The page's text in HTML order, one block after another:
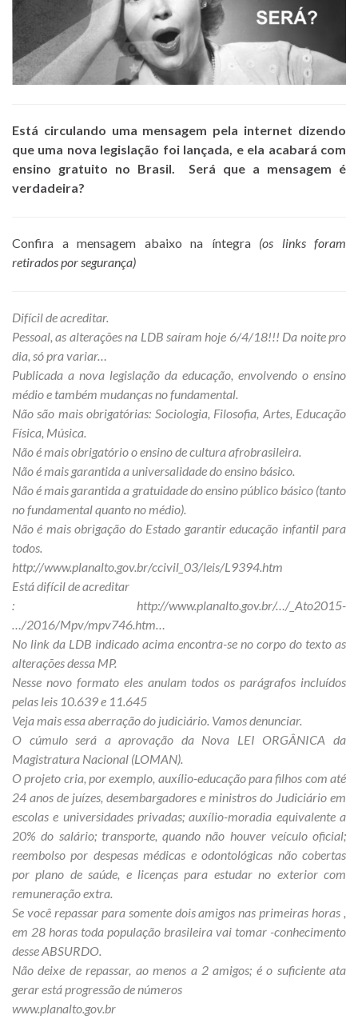
Está circulando uma mensagem pela internet dizendo
que uma nova legislação foi lançada, e ela acabará com
ensino gratuito no Brasil. Será que a mensagem é
verdadeira?
Confira a mensagem abaixo na íntegra (os links foram
retirados por segurança)
Difícil de acreditar.
Pessoal, as alterações na LDB saíram hoje 6/4/18!!! Da noite pro
dia, só pra variar…
Publicada a nova legislação da educação, envolvendo o ensino
médio e também mudanças no fundamental.
Não são mais obrigatórias: Sociologia, Filosofia, Artes, Educação
Física, Música.
Não é mais obrigatório o ensino de cultura afrobrasileira.
Não é mais garantida a universalidade do ensino básico.
Não é mais garantida a gratuidade do ensino público básico (tanto
no fundamental quanto no médio).
Não é mais obrigação do Estado garantir educação infantil para
todos.
http://www.planalto.gov.br/ccivil_03/leis/L9394.htm
Está difícil de acreditar
: http://www.planalto.gov.br/…/_Ato2015-
…/2016/Mpv/mpv746.htm…
No link da LDB indicado acima encontra-se no corpo do texto as
alterações dessa MP.
Nesse novo formato eles anulam todos os parágrafos incluídos
pelas leis 10.639 e 11.645
Veja mais essa aberração do judiciário. Vamos denunciar.
O cúmulo será a aprovação da Nova LEI ORGÂNICA da
Magistratura Nacional (LOMAN).
O projeto cria, por exemplo, auxílio-educação para filhos com até
24 anos de juízes, desembargadores e ministros do Judiciário em
escolas e universidades privadas; auxílio-moradia equivalente a
20% do salário; transporte, quando não houver veículo oficial;
reembolso por despesas médicas e odontológicas não cobertas
por plano de saúde, e licenças para estudar no exterior com
remuneração extra.
Se você repassar para somente dois amigos nas primeiras horas ,
em 28 horas toda população brasileira vai tomar -conhecimento
desse ABSURDO.
Não deixe de repassar, ao menos a 2 amigos; é o suficiente ata
gerar está progressão de números
www.planalto.gov.br